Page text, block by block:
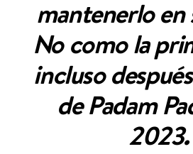
mantenerlo
No como la
incluso
de Padam
2023.